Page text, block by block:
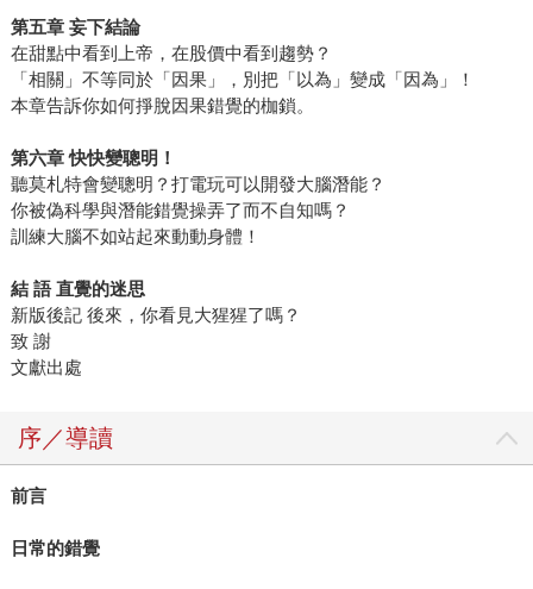
第五章 妄下結論
在甜點中看到上帝，在股價中看到趨勢？
「相關」不等同於「因果」，別把「以為」變成「因為」！
本章告訴你如何掙脫因果錯覺的枷鎖。
第六章 快快變聰明！
聽莫札特會變聰明？打電玩可以開發大腦潛能？
你被偽科學與潛能錯覺操弄了而不自知嗎？
訓練大腦不如站起來動動身體！
結 語 直覺的迷思
新版後記 後來，你看見大猩猩了嗎？
致 謝
文獻出處
序／導讀
前言
日常的錯覺